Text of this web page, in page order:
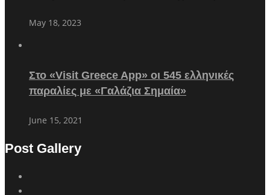
May 18, 2023
Στο «Visit Greece App» οι 545 ελληνικές
παραλίες με «Γαλάζια Σημαία»
June 15, 2021
Post Gallery